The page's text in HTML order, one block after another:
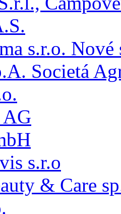
s.r.o.
Societá
s.r.o
& Care